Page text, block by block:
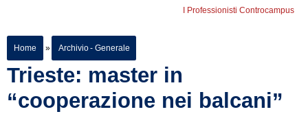
I Professionisti Controcampus
Home » Archivio - Generale
Trieste: master in
“cooperazione nei balcani”